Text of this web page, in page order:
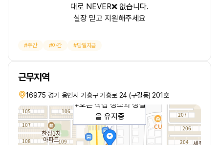
대로 NEVER❌ 없습니다.
실장 믿고 지원해주세요
주간 야간 당일지급
근무지역
16975 경기 용인시 기흥구 기흥로 24 (구갈동) 201호
에서 근무하시도록 마감
+오픈 직접 청소와 청결
을 유지중